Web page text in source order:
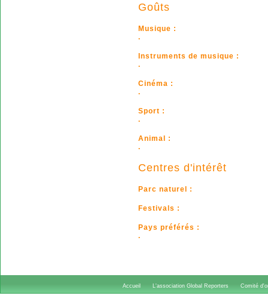
Goûts
Musique :
.
Instruments de musique :
.
Cinéma :
.
Sport :
.
Animal :
.
Centres d'intérêt
Parc naturel :
Festivals :
Pays préférés :
.
Accueil L'association Global Reporters Comité